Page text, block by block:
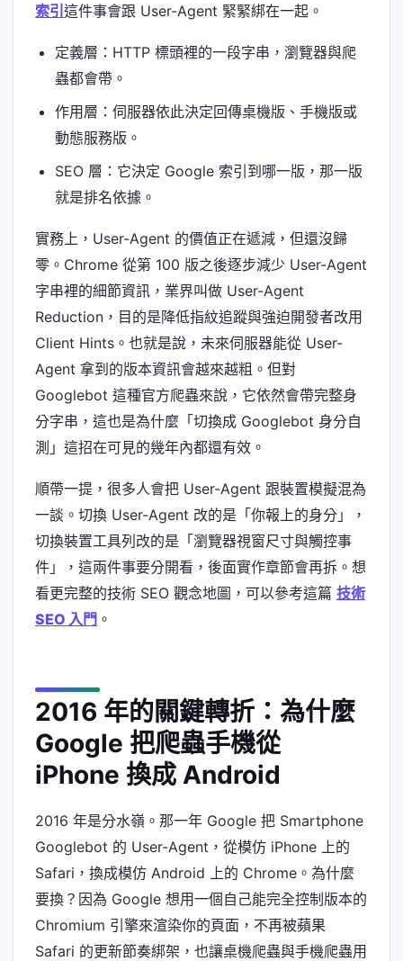
索引 這件事會跟 User-Agent 緊緊綁在一起。
定義層：HTTP 標頭裡的一段字串，瀏覽器與爬
蟲都會帶。
作用層：伺服器依此決定回傳桌機版、手機版或
動態服務版。
SEO 層：它決定 Google 索引到哪一版，那一版
就是排名依據。
實務上，User-Agent 的價值正在遞減，但還沒歸
零。Chrome 從第 100 版之後逐步減少 User-Agent
字串裡的細節資訊，業界叫做 User-Agent
Reduction，目的是降低指紋追蹤與強迫開發者改用
Client Hints。也就是說，未來伺服器能從 User-
Agent 拿到的版本資訊會越來越粗。但對
Googlebot 這種官方爬蟲來說，它依然會帶完整身
分字串，這也是為什麼「切換成 Googlebot 身分自
測」這招在可見的幾年內都還有效。
順帶一提，很多人會把 User-Agent 跟裝置模擬混為
一談。切換 User-Agent 改的是「你報上的身分」，
切換裝置工具列改的是「瀏覽器視窗尺寸與觸控事
件」，這兩件事要分開看，後面實作章節會再拆。想
看更完整的技術 SEO 觀念地圖，可以參考這篇 技術
SEO 入門 。
2016 年的關鍵轉折：為什麼
Google 把爬蟲手機從
iPhone 換成 Android
2016 年是分水嶺。那一年 Google 把 Smartphone
Googlebot 的 User-Agent，從模仿 iPhone 上的
Safari，換成模仿 Android 上的 Chrome。為什麼
要換？因為 Google 想用一個自己能完全控制版本的
Chromium 引擎來渲染你的頁面，不再被蘋果
Safari 的更新節奏綁架，也讓桌機爬蟲與手機爬蟲用